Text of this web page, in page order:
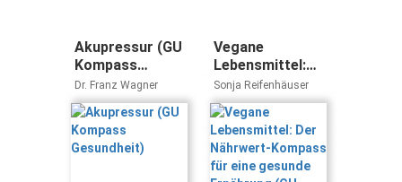
Akupressur (GU
Kompass
Gesundheit)
Dr. Franz Wagner
Vegane
Lebensmittel:
Der Nährwert-
Kompass für
eine gesunde
Ernährung (GU
Kompass
Gesundheit)
Sonja Reifenhäuser